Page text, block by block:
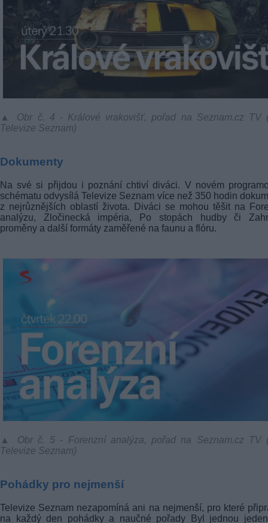
▲ Obr č. 4 - Králové vrakovišť, pořad na Seznam.cz TV
Televize Seznam)
Dokumenty
Na své si přijdou i poznání chtiví diváci. V novém
schématu odvysílá Televize Seznam více než 350 hodin
z nejrůznějších oblastí života. Diváci se mohou těšit na
analýzu, Zločinecká impéria, Po stopách hudby či
proměny a další formáty zaměřené na faunu a flóru.
▲ Obr č. 5 - Forenzní analýza, pořad na Seznam.cz TV
Televize Seznam)
Pohádky pro nejmenší
Televize Seznam nezapomíná ani na nejmenší, pro které
na každý den pohádky a naučné pořady Byl jednou